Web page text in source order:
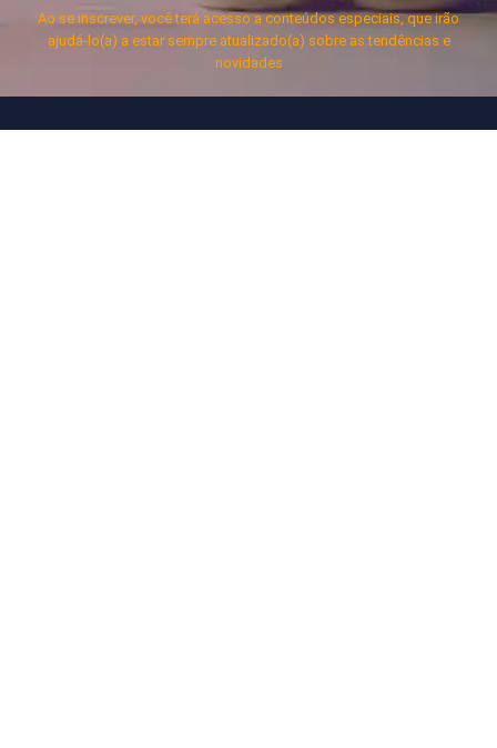
Ao se inscrever, você terá acesso a conteúdos especiais, que irão
ajudá-lo(a) a estar sempre atualizado(a) sobre as tendências e
novidades